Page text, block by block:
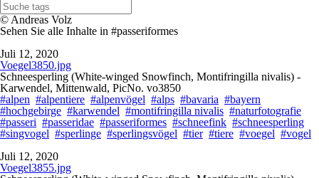
© Andreas Volz
Sehen Sie alle Inhalte in #passeriformes
Juli 12, 2020
Voegel3850.jpg
Schneesperling (White-winged Snowfinch, Montifringilla nivalis) -
Karwendel, Mittenwald, PicNo. vo3850
#alpen #alpentiere #alpenvögel #alps #bavaria #bayern
#hochgebirge #karwendel #montifringilla nivalis #naturfotografie
#passeri #passeridae #passeriformes #schneefink #schneesperling
#singvogel #sperlinge #sperlingsvögel #tier #tiere #voegel #vogel
Juli 12, 2020
Voegel3855.jpg